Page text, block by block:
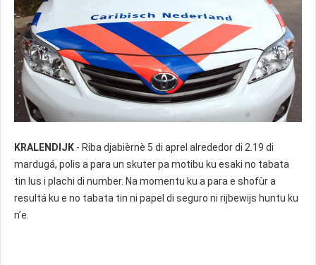
KRALENDIJK - Riba djabièrnè 5 di aprel alrededor di 2.19 di
mardugá, polis a para un skuter pa motibu ku esaki no tabata
tin lus i plachi di number. Na momentu ku a para e shofùr a
resultá ku e no tabata tin ni papel di seguro ni rijbewijs huntu ku
n’e.